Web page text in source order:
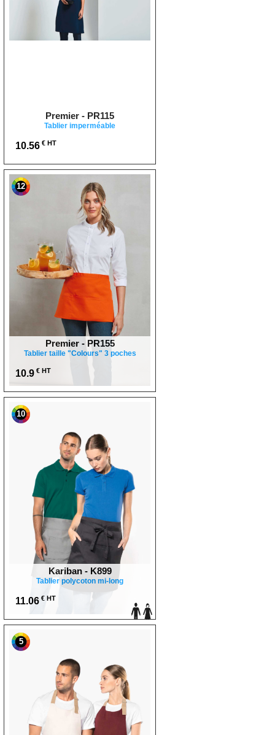
Premier - PR115
Tablier imperméable
10.56 € HT
12
Premier - PR155
Tablier taille "Colours" 3 poches
10.9 € HT
10
Kariban - K899
Tablier polycoton mi-long
11.06 € HT
5